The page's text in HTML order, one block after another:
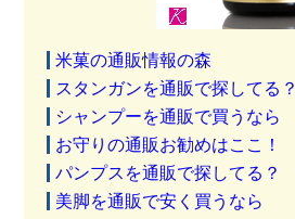
米菓の通販情報の森
スタンガンを通販で探してる？
シャンプーを通販で買うなら
お守りの通販お勧めはここ！
パンプスを通販で探してる？
美脚を通販で安く買うなら